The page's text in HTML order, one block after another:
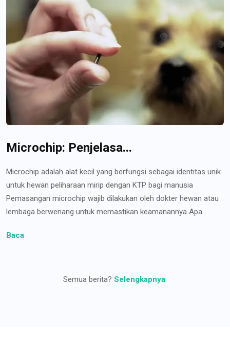
Microchip: Penjelasa...
Microchip adalah alat kecil yang berfungsi sebagai identitas unik
untuk hewan peliharaan mirip dengan KTP bagi manusia
Pemasangan microchip wajib dilakukan oleh dokter hewan atau
lembaga berwenang untuk memastikan keamanannya Apa...
Baca
Semua berita? Selengkapnya